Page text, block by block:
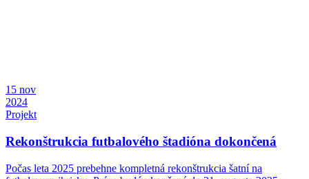
15 nov
2024
Projekt
Rekonštrukcia futbalového štadióna dokončená
Počas leta 2025 prebehne kompletná rekonštrukcia šatní na